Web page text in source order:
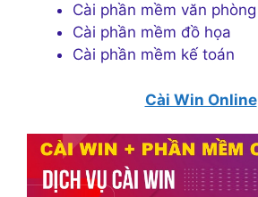
Cài phần mềm văn phòng
Cài phần mềm đồ họa
Cài phần mềm kế toán
Cài Win Online